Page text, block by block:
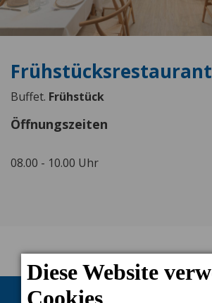
Frühstücksrestaurant
Buffet. Frühstück
Öffnungszeiten
08.00 - 10.00 Uhr